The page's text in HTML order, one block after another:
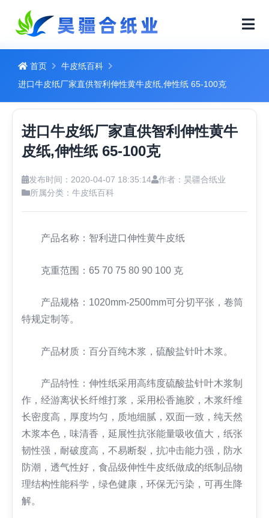
首页
牛皮纸百科
进口牛皮纸厂家直供智利伸性黄牛皮纸,伸性纸 65-100克
进口牛皮纸厂家直供智利伸性黄牛
皮纸,伸性纸 65-100克
发布时间：2020-04-07 18:35:14
作者：昊疆合纸业
所属分类： 牛皮纸百科
产品名称：智利进口伸性黄牛皮纸
克重范围：65 70 75 80 90 100 克
产品规格：1020mm-2500mm可分切平张，卷筒
特规定制等。
产品材质：百分百纯木浆，硫酸盐针叶木浆。
产品特性：伸性纸采用高纬度硫酸盐针叶木浆制
作，经游离状长纤维打浆，采用松香施胶，木浆纤维
长密度高，厚度均匀，质地细腻，双面一致，纯天然
木浆本色，味清香，延展性抗张能量吸收值大，纸张
韧性强，耐破度高，不易断裂，抗冲击能力强，防水
防潮，透气性好，食品级伸性牛皮纸做成的纸制品物
理结构性能科学，绿色健康，环保无污染，可再生降
解。